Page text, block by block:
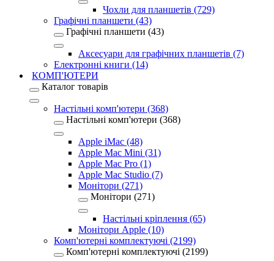
Чохли для планшетів (729)
Графічні планшети (43)
Графічні планшети (43)
Аксесуари для графічних планшетів (7)
Електронні книги (14)
КОМП'ЮТЕРИ
Каталог товарів
Настільні комп'ютери (368)
Настільні комп'ютери (368)
Apple iMac (48)
Apple Mac Mini (31)
Apple Mac Pro (1)
Apple Mac Studio (7)
Монітори (271)
Монітори (271)
Настільні кріплення (65)
Монітори Apple (10)
Комп'ютерні комплектуючі (2199)
Комп'ютерні комплектуючі (2199)